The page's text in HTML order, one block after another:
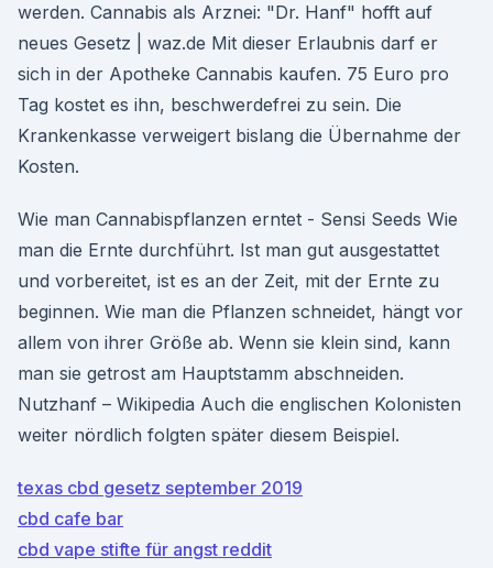
werden. Cannabis als Arznei: "Dr. Hanf" hofft auf
neues Gesetz | waz.de Mit dieser Erlaubnis darf er
sich in der Apotheke Cannabis kaufen. 75 Euro pro
Tag kostet es ihn, beschwerdefrei zu sein. Die
Krankenkasse verweigert bislang die Übernahme der
Kosten.
Wie man Cannabispflanzen erntet - Sensi Seeds Wie
man die Ernte durchführt. Ist man gut ausgestattet
und vorbereitet, ist es an der Zeit, mit der Ernte zu
beginnen. Wie man die Pflanzen schneidet, hängt vor
allem von ihrer Größe ab. Wenn sie klein sind, kann
man sie getrost am Hauptstamm abschneiden.
Nutzhanf – Wikipedia Auch die englischen Kolonisten
weiter nördlich folgten später diesem Beispiel.
texas cbd gesetz september 2019
cbd cafe bar
cbd vape stifte für angst reddit